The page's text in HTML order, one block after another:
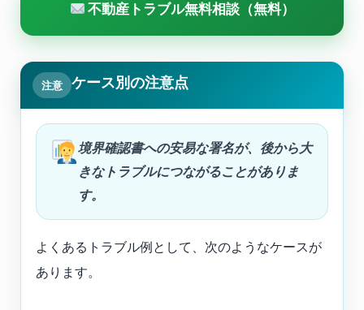
不動産トラブル無料相談（無料）
注意 ケース別の注意点
境界確認書への安易な署名が、後から大
きなトラブルにつながることがありま
す。
よくあるトラブル例として、次のようなケースが
あります。